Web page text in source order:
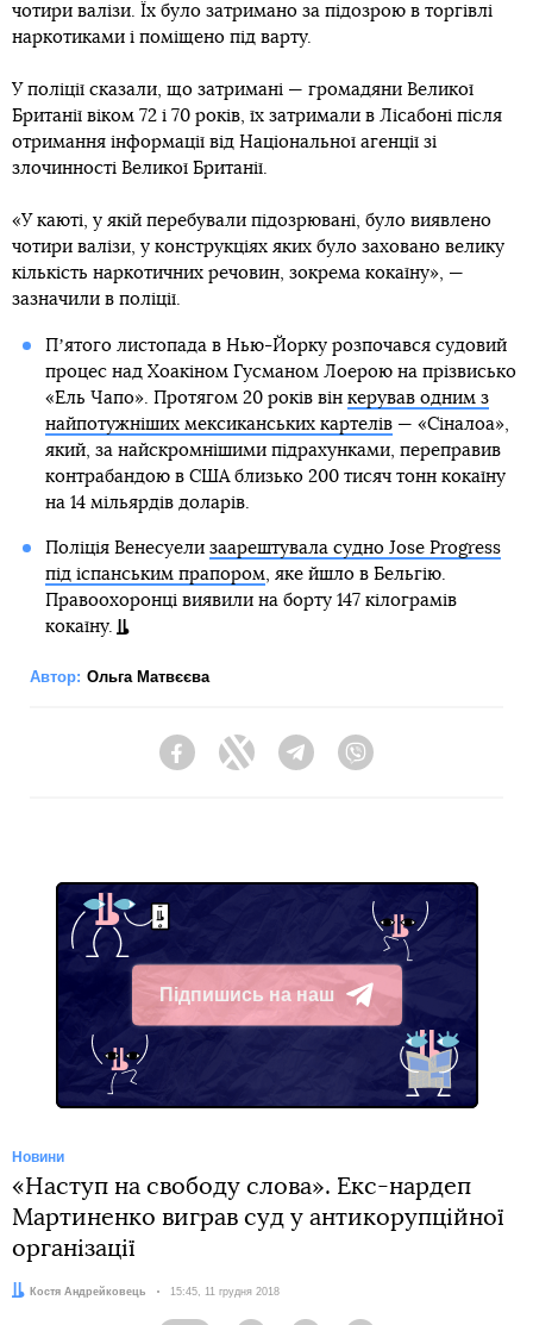
чотири валізи. Їх було затримано за підозрою в торгівлі
наркотиками і поміщено під варту.
У поліції сказали, що затримані — громадяни Великої
Британії віком 72 і 70 років, їх затримали в Лісабоні після
отримання інформації від Національної агенції зі
злочинності Великої Британії.
«У каюті, у якій перебували підозрювані, було виявлено
чотири валізи, у конструкціях яких було заховано велику
кількість наркотичних речовин, зокрема кокаїну», —
зазначили в поліції.
Пʼятого листопада в Нью-Йорку розпочався судовий
процес над Хоакіном Гусманом Лоерою на прізвисько
«Ель Чапо». Протягом 20 років він керував одним з
найпотужніших мексиканських картелів— «Сіналоа»,
який, за найскромнішими підрахунками, переправив
контрабандою в США близько 200 тисяч тонн кокаїну
на 14 мільярдів доларів.
Поліція Венесуели заарештувала судно Jose Progress
під іспанським прапором, яке йшло в Бельгію.
Правоохоронці виявили на борту 147 кілограмів
кокаїну.
Автор: Ольга Матвєєва
FacebookTwitter Telegram
Підпишись на наш
Telegram
Новини
«Наступ на свободу слова». Екс-нардеп
Мартиненко виграв суд у антикорупційної
організації
Автор:Костя Андрейковець Дата:
15:45, 11 грудня 2018